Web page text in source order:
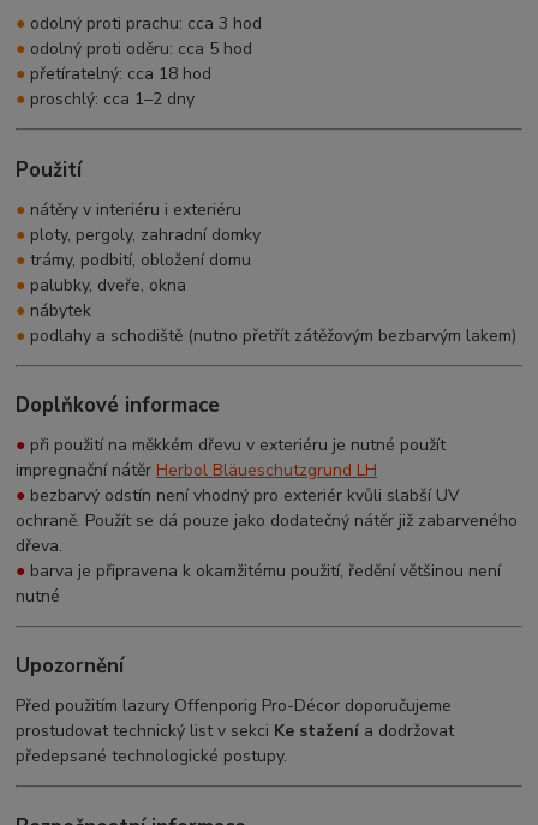
● odolný proti prachu: cca 3 hod
● odolný proti oděru: cca 5 hod
● přetíratelný: cca 18 hod
● proschlý: cca 1–2 dny
Použití
● nátěry v interiéru i exteriéru
● ploty, pergoly, zahradní domky
● trámy, podbití, obložení domu
● palubky, dveře, okna
● nábytek
● podlahy a schodiště (nutno přetřít zátěžovým bezbarvým lakem)
Doplňkové informace
● při použití na měkkém dřevu v exteriéru je nutné použít
impregnační nátěr Herbol Bläueschutzgrund LH
● bezbarvý odstín není vhodný pro exteriér kvůli slabší UV
ochraně. Použít se dá pouze jako dodatečný nátěr již zabarveného
dřeva.
● barva je připravena k okamžitému použití, ředění většinou není
nutné
Upozornění
Před použitím lazury Offenporig Pro-Décor doporučujeme
prostudovat technický list v sekci Ke stažení a dodržovat
předepsané technologické postupy.